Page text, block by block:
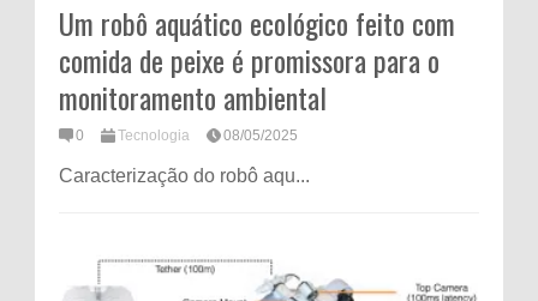
Um robô aquático ecológico feito com
comida de peixe é promissora para o
monitoramento ambiental
0 Tecnologia 08/05/2025
Caracterização do robô aqu...